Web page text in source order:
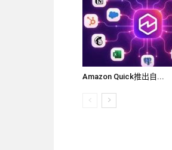
Amazon Quick推出自...